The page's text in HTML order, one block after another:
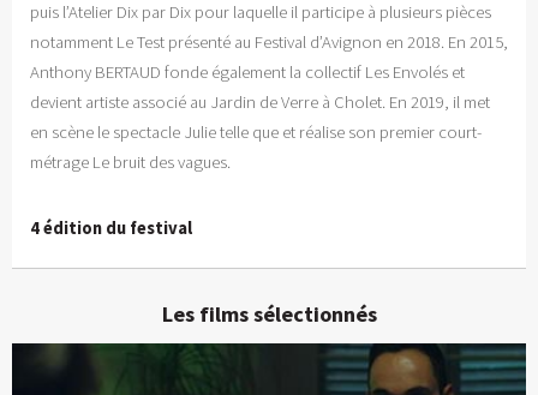
puis l’Atelier Dix par Dix pour laquelle il participe à plusieurs pièces
notamment Le Test présenté au Festival d’Avignon en 2018. En 2015,
Anthony BERTAUD fonde également la collectif Les Envolés et
devient artiste associé au Jardin de Verre à Cholet. En 2019, il met
en scène le spectacle Julie telle que et réalise son premier court-
métrage Le bruit des vagues.
4 édition du festival
Les films sélectionnés